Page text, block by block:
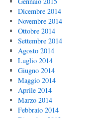
Dicembre 2014
Novembre 2014
Ottobre 2014
Settembre 2014
Agosto 2014
Luglio 2014
Giugno 2014
Maggio 2014
Aprile 2014
Marzo 2014
Febbraio 2014